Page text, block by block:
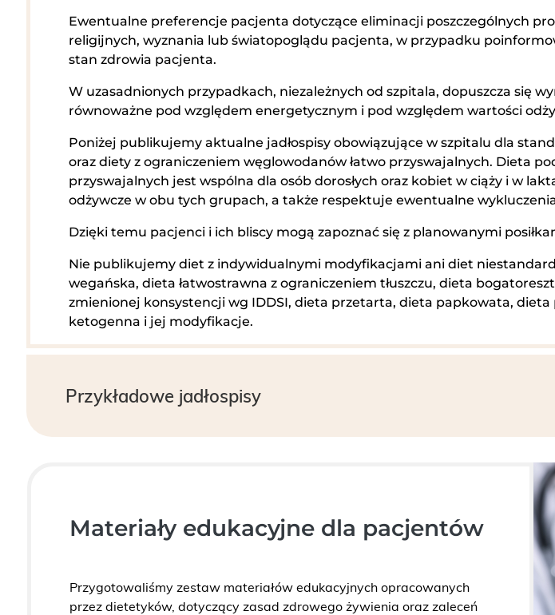
Przyjęcie do szpitala
Bądź przygotowany
Ewentualne preferencje pacjenta dotyczące eliminacji poszczególnych
religijnych, wyznania lub światopoglądu pacjenta, w przypadku
stan zdrowia pacjenta.
W uzasadnionych przypadkach, niezależnych od szpitala, dopuszcza się
równoważne pod względem energetycznym i pod względem wartości
Poniżej publikujemy aktualne jadłospisy obowiązujące w szpitalu dla
oraz diety z ograniczeniem węglowodanów łatwo przyswajalnych. Dieta
przyswajalnych jest wspólna dla osób dorosłych oraz kobiet w ciąży i w
odżywcze w obu tych grupach, a także respektuje ewentualne
Dzięki temu pacjenci i ich bliscy mogą zapoznać się z planowanymi
Nie publikujemy diet z indywidualnymi modyfikacjami ani diet
wegańska, dieta łatwostrawna z ograniczeniem tłuszczu, dieta
zmienionej konsystencji wg IDDSI, dieta przetarta, dieta papkowata, dieta
ketogenna i jej modyfikacje.
Przykładowe jadłospisy
Materiały edukacyjne dla pacjentów
Przygotowaliśmy zestaw materiałów edukacyjnych opracowanych
przez dietetyków, dotyczący zasad zdrowego żywienia oraz zaleceń